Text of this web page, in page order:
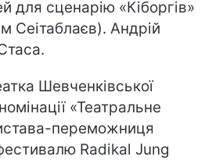
для сценарію «Кіборгів»
Сеітаблаєв). Андрій
Шевченківської
«Театральне
переможниця
Radikal Jung